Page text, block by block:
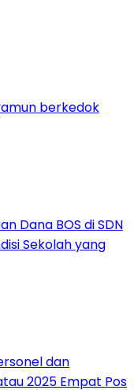
berkedok
Dana BOS di SDN
Sekolah yang
dan
2025 Empat Pos